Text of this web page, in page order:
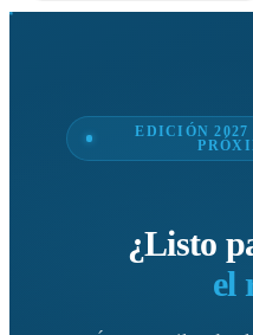
EDICIÓN 2027
¿Listo
el